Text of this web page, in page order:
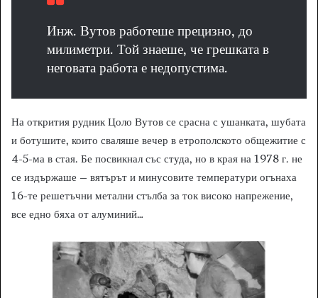
Инж. Вутов работеше прецизно, до
милиметри. Той знаеше, че грешката в
неговата работа е недопустима.
На открития рудник Цоло Вутов се срасна с ушанката, шубата
и ботушите, които сваляше вечер в етрополското общежитие с
4-5-ма в стая. Бе посвикнал със студа, но в края на 1978 г. не
се издържаше – вятърът и минусовите температури огънаха
16-те решетъчни метални стълба за ток високо напрежение,
все едно бяха от алуминий…